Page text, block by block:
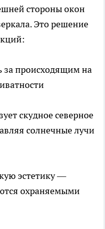
стороны окон
Это решение
за происходящим на
скудное северное
солнечные лучи
эстетику —
охраняемыми